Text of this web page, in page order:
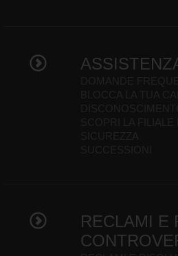
RECLAMI E